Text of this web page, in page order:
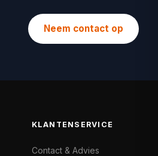
Neem contact op
KLANTENSERVICE
Contact & Advies